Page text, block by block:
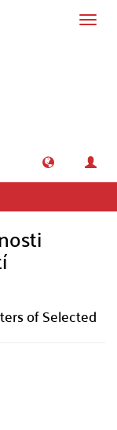
of Selected